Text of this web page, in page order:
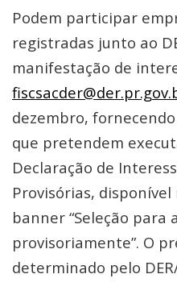
Podem participar
registradas junto ao
manifestação de
dezembro,
que pretendem
Declaração de
Provisórias,
banner “Seleção para
provisoriamente”. O
determinado pelo